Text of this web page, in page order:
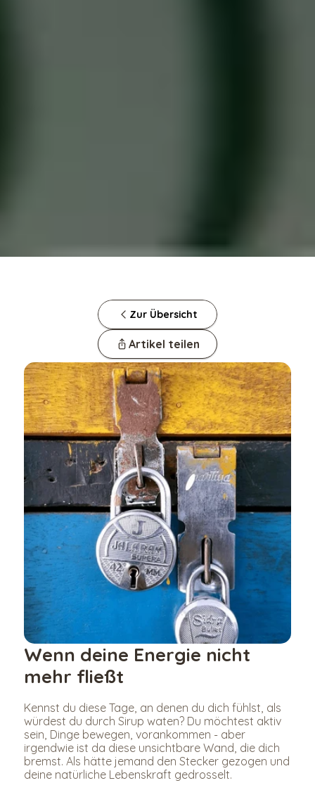
Zur Übersicht
Artikel teilen
Wenn deine Energie nicht
mehr fließt
Kennst du diese Tage, an denen du dich fühlst, als
würdest du durch Sirup waten? Du möchtest aktiv
sein, Dinge bewegen, vorankommen - aber
irgendwie ist da diese unsichtbare Wand, die dich
bremst. Als hätte jemand den Stecker gezogen und
deine natürliche Lebenskraft gedrosselt.